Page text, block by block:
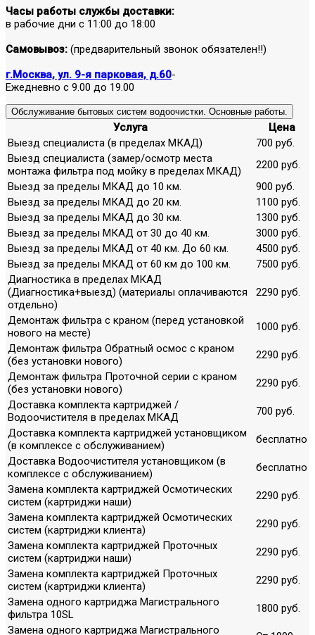
Часы работы службы доставки:
в рабочие дни с 11:00 до 18:00
Самовывоз: (предварительный звонок обязателен!!)
г.Москва, ул. 9-я парковая, д.60-
Ежедневно с 9.00 до 19.00
Обслуживание бытовых систем водоочистки. Основные работы.
Услуга
Цена
Выезд специалиста (в пределах МКАД)
700 руб.
Выезд специалиста (замер/осмотр места
монтажа фильтра под мойку в пределах МКАД)
2200 руб.
Выезд за пределы МКАД до 10 км.
900 руб.
Выезд за пределы МКАД до 20 км.
1100 руб.
Выезд за пределы МКАД до 30 км.
1300 руб.
Выезд за пределы МКАД от 30 до 40 км.
3000 руб.
Выезд за пределы МКАД от 40 км. До 60 км.
4500 руб.
Выезд за пределы МКАД от 60 км до 100 км.
7500 руб.
Диагностика в пределах МКАД
(Диагностика+выезд) (материалы оплачиваются
отдельно)
2290 руб.
Демонтаж фильтра с краном (перед установкой
нового на месте)
1000 руб.
Демонтаж фильтра Обратный осмос с краном
(без установки нового)
2290 руб.
Демонтаж фильтра Проточной серии с краном
(без установки нового)
2290 руб.
Доставка комплекта картриджей /
Водоочистителя в пределах МКАД
700 руб.
Доставка комплекта картриджей установщиком
(в комплексе с обслуживанием)
бесплатно
Доставка Водоочистителя установщиком (в
комплексе с обслуживанием)
бесплатно
Замена комплекта картриджей Осмотических
систем (картриджи наши)
2290 руб.
Замена комплекта картриджей Осмотических
систем (картриджи клиента)
2290 руб.
Замена комплекта картриджей Проточных
систем (картриджи наши)
2290 руб.
Замена комплекта картриджей Проточных
систем (картриджи клиента)
2290 руб.
Замена одного картриджа Магистрального
фильтра 10SL
1800 руб.
Замена одного картриджа Магистрального